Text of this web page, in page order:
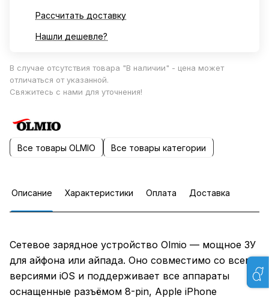
Рассчитать доставку
Нашли дешевле?
В случае отсутствия товара "В наличии" - цена может
отличаться от указанной.
Свяжитесь с нами для уточнения!
Все товары OLMIO Все товары категории
Описание Характеристики Оплата Доставка
Сетевое зарядное устройство Olmio — мощное ЗУ
для айфона или айпада. Оно совместимо со всеми
версиями iOS и поддерживает все аппараты
оснащенные разъёмом 8-pin, Apple iPhone